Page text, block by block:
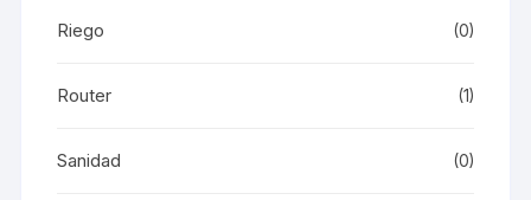
Riego (0)
Router (1)
Sanidad (0)